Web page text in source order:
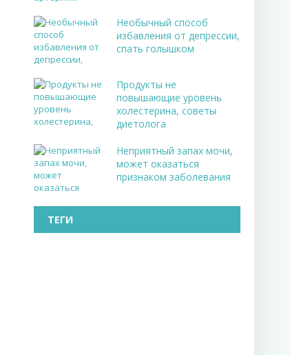
Необычный способ
избавления от депрессии,
спать голышком
Продукты не
повышающие уровень
холестерина, советы
диетолога
Неприятный запах мочи,
может оказаться
признаком заболевания
ТЕГИ